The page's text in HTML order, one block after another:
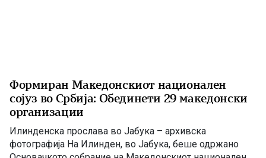
Формиран Македонскиот национален
сојуз во Србија: Обединети 29 македонски
организации
Илинденска прослава во Јабука – архивска
фотографија На Илинден, во Јабука, беше одржано